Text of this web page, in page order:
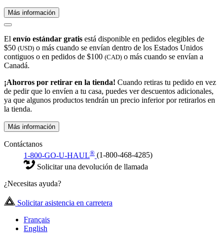
Más información
El envío estándar gratis está disponible en pedidos elegibles de
$50 (USD) o más cuando se envían dentro de los Estados Unidos
contiguos o en pedidos de $100 (CAD) o más cuando se envían a
Canadá.
¡Ahorros por retirar en la tienda! Cuando retiras tu pedido en vez
de pedir que lo envíen a tu casa, puedes ver descuentos adicionales,
ya que algunos productos tendrán un precio inferior por retirarlos en
la tienda.
Más información
Contáctanos
1-800-GO-U-HAUL® (1-800-468-4285)
Solicitar una devolución de llamada
¿Necesitas ayuda?
Solicitar asistencia en carretera
Français
English